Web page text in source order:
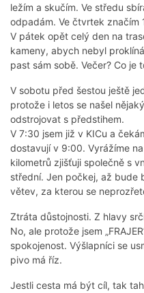
ležím a skučím. Ve středu
odpadám. Ve čtvrtek značím
V pátek opět celý den na
kameny, abych nebyl
past sám sobě. Večer? Co je
V sobotu před šestou ještě
protože i letos se našel
odstrojovat s předstihem.
V 7:30 jsem již v KICu a
dostavují v 9:00. Vyrážíme
kilometrů zjišťuji společně s
střední. Jen počkej, až bude
větev, za kterou se
Ztráta důstojnosti. Z hlavy
No, ale protože jsem
spokojenost. Výšlapníci se
pivo má říz.
Jestli cesta má být cíl, tak